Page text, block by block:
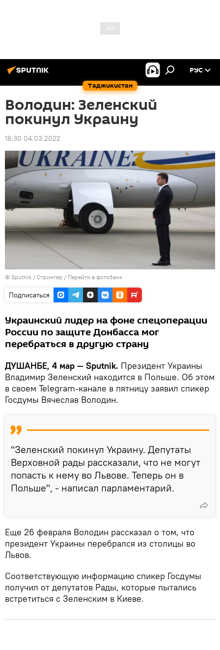
Таджикистан
РУС
Володин: Зеленский
покинул Украину
18:30 04.03.2022
© Sputnik / Стрингер / Перейти в фотобанк
Подписаться
Украинский лидер на фоне спецоперации
России по защите Донбасса мог
перебраться в другую страну
ДУШАНБЕ, 4 мар — Sputnik. Президент Украины
Владимир Зеленский находится в Польше. Об этом
в своем Telegram-канале в пятницу заявил спикер
Госдумы Вячеслав Володин.
"Зеленский покинул Украину. Депутаты
Верховной рады рассказали, что не могут
попасть к нему во Львове. Теперь он в
Польше", - написал парламентарий.
Еще 26 февраля Володин рассказал о том, что
президент Украины перебрался из столицы во
Львов.
Соответствующую информацию спикер Госдумы
получил от депутатов Рады, которые пытались
встретиться с Зеленским в Киеве.